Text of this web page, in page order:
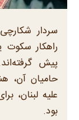
سردار
راهکار
پیش
حامیان آن،
علیه لبنان،
بود.